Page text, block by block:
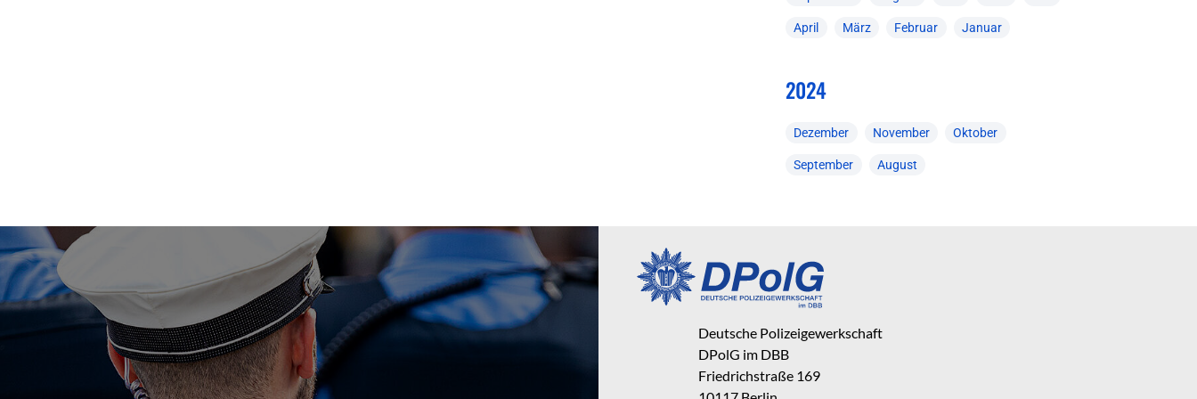
April März Februar Januar
2024
Dezember November Oktober
September August
Deutsche Polizeigewerkschaft
DPolG im DBB
Friedrichstraße 169